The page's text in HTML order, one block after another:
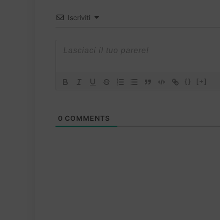
Iscriviti
{} [+]
0 COMMENTS